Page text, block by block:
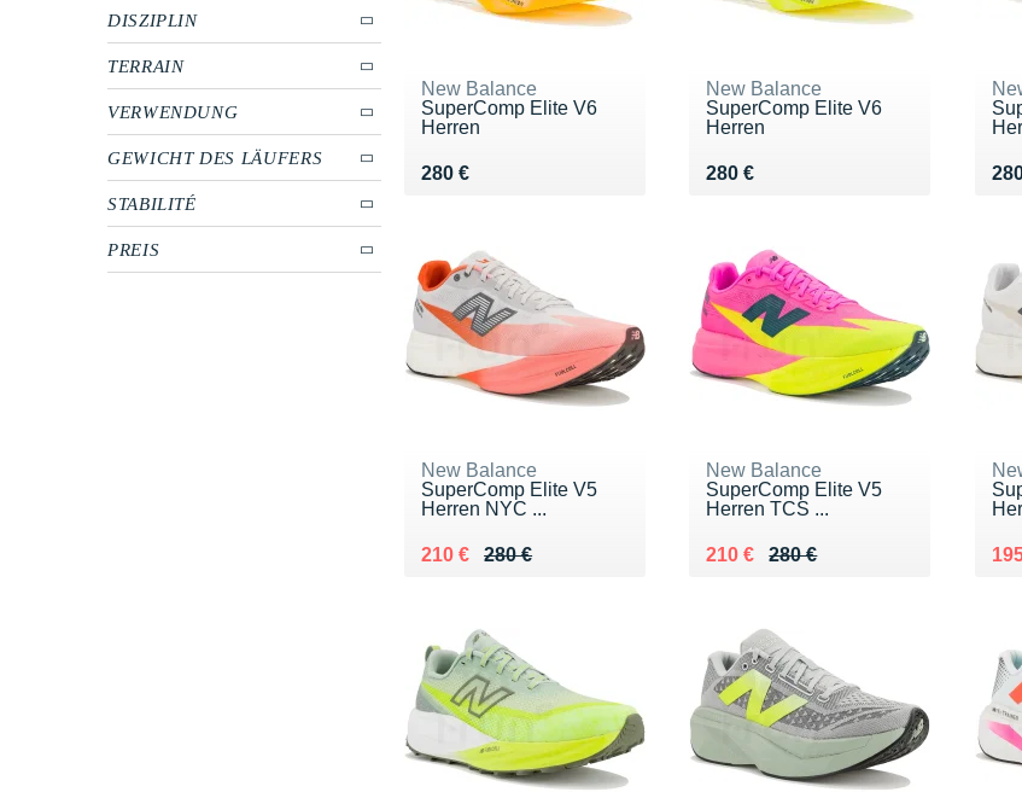
DISZIPLIN
TERRAIN
VERWENDUNG
GEWICHT DES LÄUFERS
STABILITÉ
PREIS
New Balance
SuperComp Elite V6
Herren
280 €
Vendu 280 €
New Balance
SuperComp Elite V6
Herren
280 €
Vendu 280 €
New Balance
SuperComp Elite V5
Herren NYC ...
280 €
Au lieu de 280 €
210 €
Vendu 210 €
New Balance
SuperComp Elite V5
Herren TCS ...
280 €
Au lieu de 280 €
210 €
Vendu 210 € Au